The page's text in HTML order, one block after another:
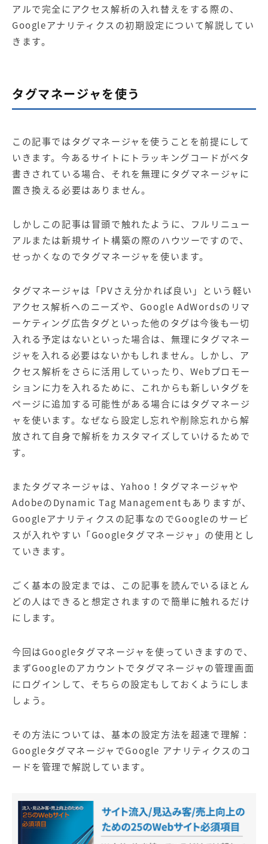
Web制作の製品
WEBプラス
アルで完全にアクセス解析の入れ替えをする際の、
Googleアナリティクスの初期設定について解説してい
きます。
タグマネージャを使う
この記事ではタグマネージャを使うことを前提にして
いきます。今あるサイトにトラッキングコードがベタ
書きされている場合、それを無理にタグマネージャに
置き換える必要はありません。
しかしこの記事は冒頭で触れたように、フルリニュー
アルまたは新規サイト構築の際のハウツーですので、
せっかくなのでタグマネージャを使います。
タグマネージャは「PVさえ分かれば良い」という軽い
アクセス解析へのニーズや、Google AdWordsのリマ
ーケティング広告タグといった他のタグは今後も一切
入れる予定はないといった場合は、無理にタグマネー
ジャを入れる必要はないかもしれません。しかし、ア
クセス解析をさらに活用していったり、Webプロモー
ションに力を入れるために、これからも新しいタグを
ページに追加する可能性がある場合にはタグマネージ
ャを使います。なぜなら設定し忘れや削除忘れから解
放されて自身で解析をカスタマイズしていけるためで
す。
またタグマネージャは、Yahoo！タグマネージャや
AdobeのDynamic Tag Managementもありますが、
Googleアナリティクスの記事なのでGoogleのサービ
スが入れやすい「Googleタグマネージャ」の使用とし
ていきます。
ごく基本の設定までは、この記事を読んでいるほとん
どの人はできると想定されますので簡単に触れるだけ
にします。
今回はGoogleタグマネージャを使っていきますので、
まずGoogleのアカウントでタグマネージャの管理画面
にログインして、そちらの設定もしておくようにしま
しょう。
その方法については、 基本の設定方法を超速で理解：
GoogleタグマネージャでGoogle アナリティクスのコ
ードを管理で解説しています。